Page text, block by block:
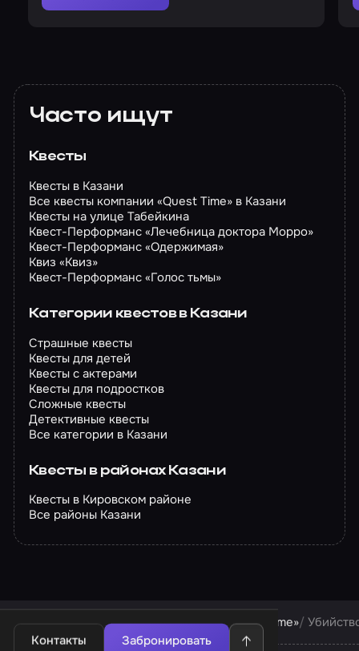
Часто ищут
Квесты
Квесты в Казани
Все квесты компании «Quest Time» в Казани
Квесты на улице Табейкина
Квест-Перформанс «Лечебница доктора Морро»
Квест-Перформанс «Одержимая»
Квиз «Квиз»
Квест-Перформанс «Голос тьмы»
Категории квестов в Казани
Страшные квесты
Квесты для детей
Квесты с актерами
Квесты для подростков
Сложные квесты
Детективные квесты
Все категории в Казани
Квесты в районах Казани
Квесты в Кировском районе
Все районы Казани
Контакты Забронировать
Квесты в Казани Квесты компании «Quest Time»